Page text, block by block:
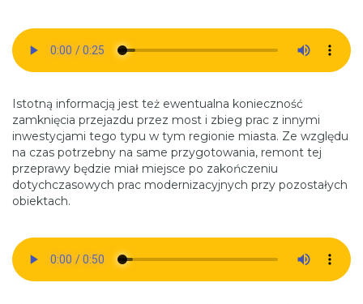
Istotną informacją jest też ewentualna konieczność
zamknięcia przejazdu przez most i zbieg prac z innymi
inwestycjami tego typu w tym regionie miasta. Ze względu
na czas potrzebny na same przygotowania, remont tej
przeprawy będzie miał miejsce po zakończeniu
dotychczasowych prac modernizacyjnych przy pozostałych
obiektach.